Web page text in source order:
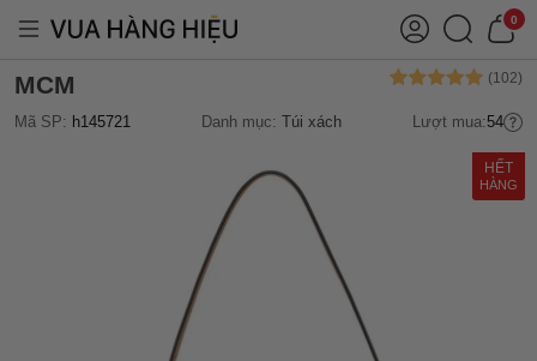
0
MCM
Mã SP: h145721 Danh mục: Túi xách Lượt mua:54
HẾT
HÀNG